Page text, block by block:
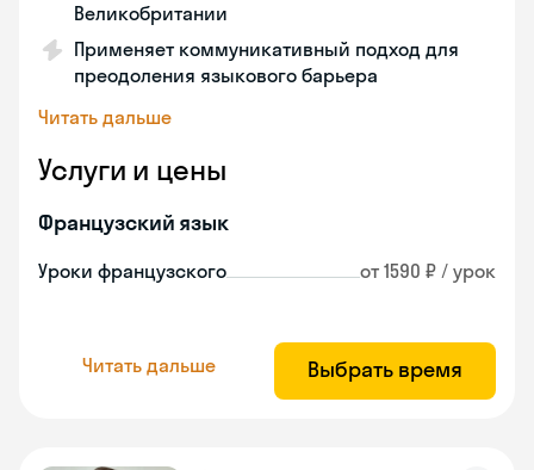
Великобритании
Применяет коммуникативный подход для
преодоления языкового барьера
Читать дальше
Услуги и цены
Французский язык
Уроки французского от 1590 ₽ / урок
Читать дальше Выбрать время